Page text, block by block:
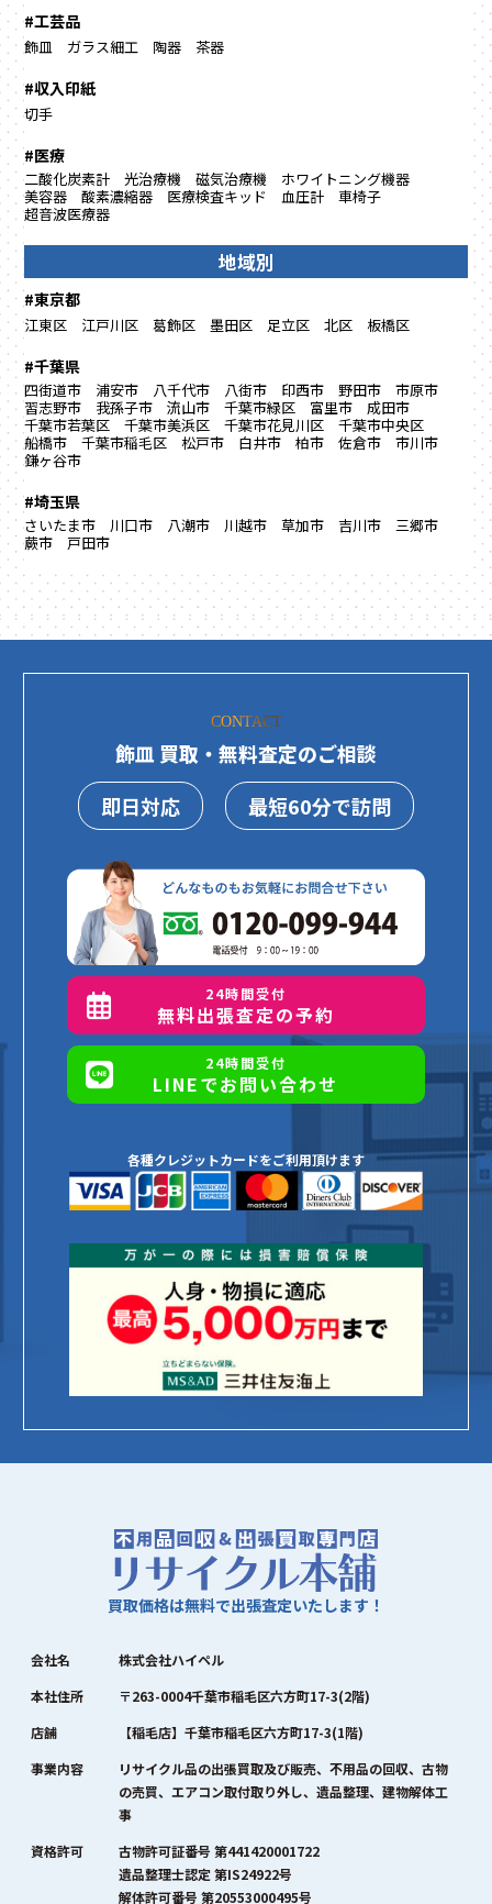
#工芸品
飾皿 ガラス細工 陶器 茶器
#収入印紙
切手
#医療
二酸化炭素計 光治療機 磁気治療機
ホワイトニング機器
美容器
酸素濃縮器 医療検査キッド 血圧計
車椅子
超音波医療器
地域別
#東京都
江東区 江戸川区 葛飾区 墨田区 足立区 北区 板橋区
#千葉県
四街道市 浦安市 八千代市 八街市 印西市 野田市
市原市
習志野市
我孫子市 流山市 千葉市緑区 富里市
成田市
千葉市若葉区
千葉市美浜区 千葉市花見川区
千葉市中央区
船橋市
千葉市稲毛区 松戸市 白井市 柏市 佐倉市
市川市
鎌ヶ谷市
#埼玉県
さいたま市 川口市 八潮市 川越市 草加市 吉川市
三郷市
蕨市
戸田市
CONTACT
飾皿 買取・無料査定のご相談
即日対応
最短60分で訪問
24時間受付
無料出張査定の予約
24時間受付
LINEでお問い合わせ
各種クレジットカードをご利用頂けます
買取価格は無料で出張査定いたします！
会社名
株式会社ハイペル
本社住所
〒263-0004千葉市稲毛区六方町17-3(2階)
店舗
【稲毛店】千葉市稲毛区六方町17-3(1階)
事業内容
リサイクル品の出張買取及び販売、不用品の回収、古物
の売買、エアコン取付取り外し、遺品整理、建物解体工
事
資格許可
古物許可証番号 第441420001722
遺品整理士認定 第IS24922号
解体許可番号 第20553000495号